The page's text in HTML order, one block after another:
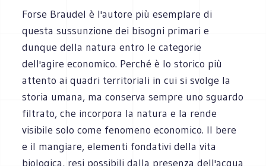
Forse Braudel è l'autore più esemplare di
questa sussunzione dei bisogni primari e
dunque della natura entro le categorie
dell'agire economico. Perché è lo storico più
attento ai quadri territoriali in cui si svolge la
storia umana, ma conserva sempre uno sguardo
filtrato, che incorpora la natura e la rende
visibile solo come fenomeno economico. Il bere
e il mangiare, elementi fondativi della vita
biologica, resi possibili dalla presenza dell'acqua